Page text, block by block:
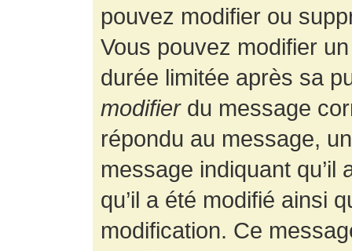
pouvez modifier ou
Vous pouvez modifier
durée limitée après sa
modifierdu message
répondu au message,
message indiquant
qu’il a été modifié ainsi
modification. Ce